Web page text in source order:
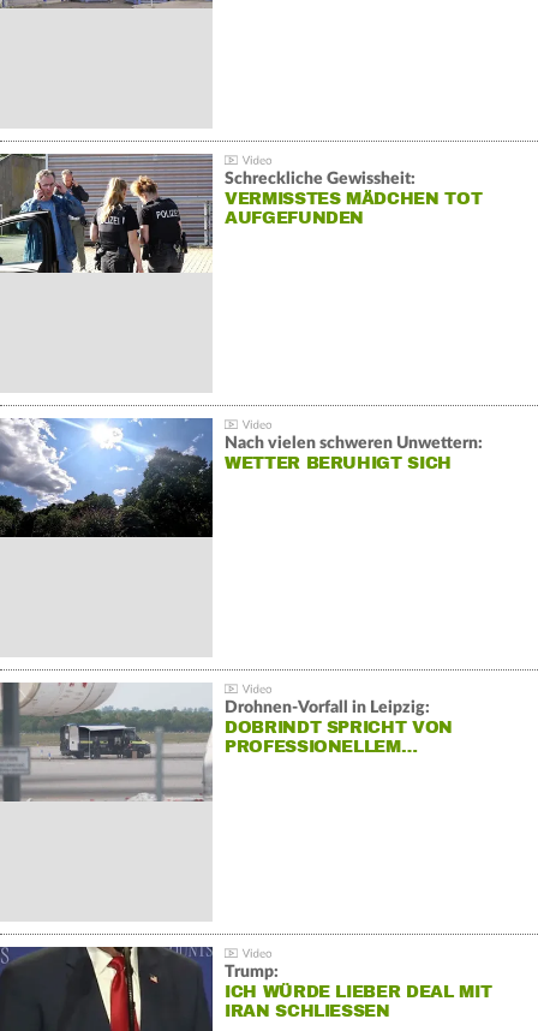
Schreckliche Gewissheit:
VERMISSTES MÄDCHEN TOT
AUFGEFUNDEN
Nach vielen schweren Unwettern:
WETTER BERUHIGT SICH
Drohnen-Vorfall in Leipzig:
DOBRINDT SPRICHT VON
PROFESSIONELLEM…
Trump:
ICH WÜRDE LIEBER DEAL MIT
IRAN SCHLIESSEN